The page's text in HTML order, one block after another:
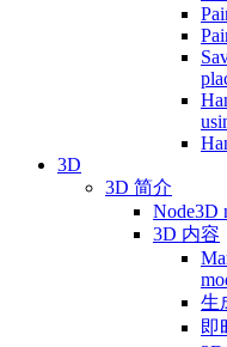
3D
3D 简介
Node3D
3D 内容
生
即